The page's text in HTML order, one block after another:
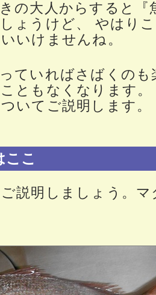
の大人からすると『
ょうけど、 やはり
いけませんね。
ていればさばくのも
ともなくなります
いてご説明します。
ここ
説明しましょう。